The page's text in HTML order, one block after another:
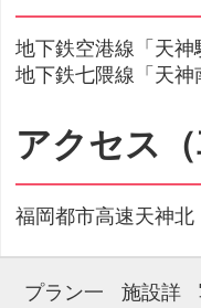
地下鉄空港線「天神
地下鉄七隈線「天神
アクセス（
福岡都市高速天神北
プラン一
施設詳